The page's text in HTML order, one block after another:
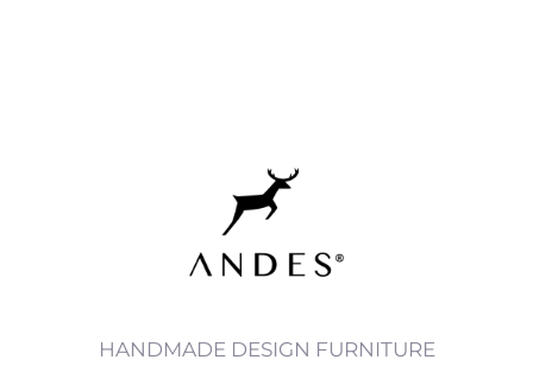
HANDMADE DESIGN FURNITURE